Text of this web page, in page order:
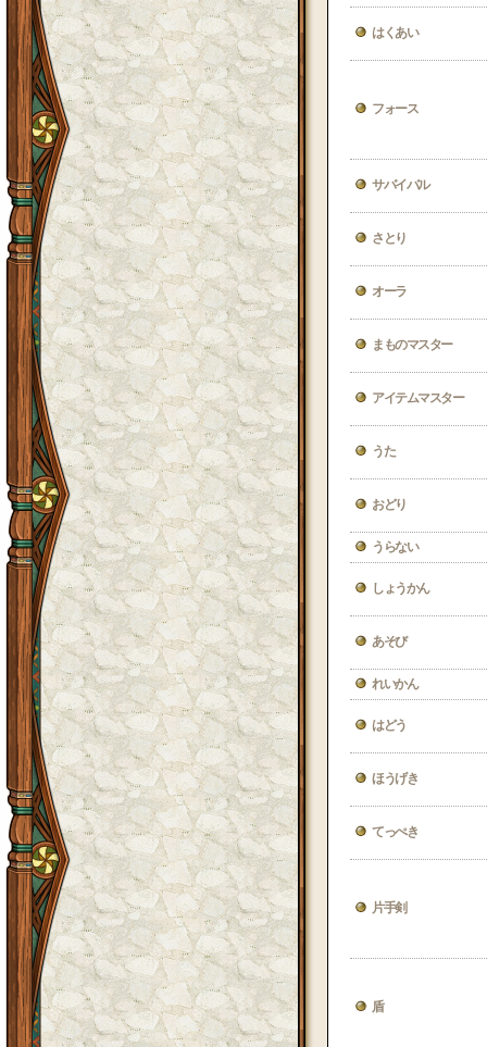
はくあい
フォース
サバイバル
さとり
オーラ
まものマスター
アイテムマスター
うた
おどり
うらない
しょうかん
あそび
れいかん
はどう
ほうげき
てっぺき
片手剣
盾